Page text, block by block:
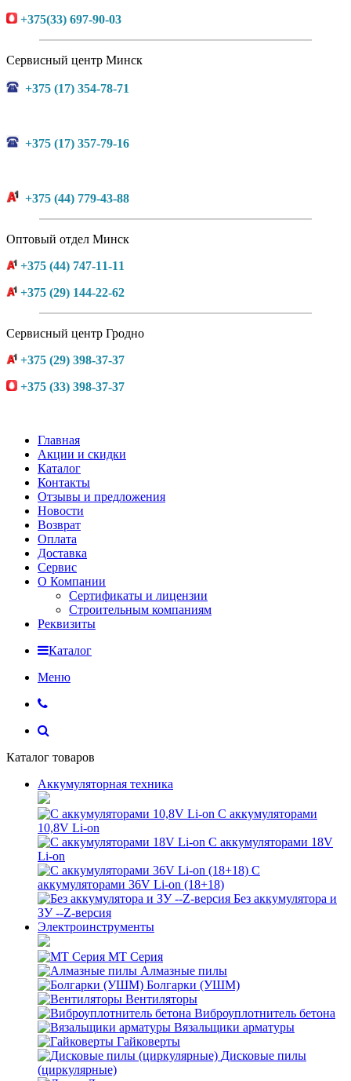
+375(33) 697-90-03
Сервисный центр Минск
+375 (17) 354-78-71
+375 (17) 357-79-16
+375 (44) 779-43-88
Оптовый отдел Минск
+375 (44) 747-11-11
+375 (29) 144-22-62
Сервисный центр Гродно
+375 (29) 398-37-37
+375 (33) 398-37-37
Главная
Акции и скидки
Каталог
Контакты
Отзывы и предложения
Новости
Возврат
Оплата
Доставка
Сервис
О Компании
Сертификаты и лицензии
Строительным компаниям
Реквизиты
Каталог
Меню
Каталог товаров
Аккумуляторная техника
С аккумуляторами
10,8V Li-on
С аккумуляторами 18V
Li-on
С
аккумуляторами 36V Li-on (18+18)
Без аккумулятора и
ЗУ --Z-версия
Электроинструменты
MT Серия
Алмазные пилы
Болгарки (УШМ)
Вентиляторы
Виброуплотнитель бетона
Вязальщики арматуры
Гайковерты
Дисковые пилы
(циркулярные)